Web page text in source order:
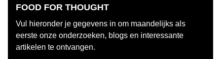
FOOD FOR THOUGHT
Vul hieronder je gegevens in om maandelijks als
eerste onze onderzoeken, blogs en interessante
artikelen te ontvangen.